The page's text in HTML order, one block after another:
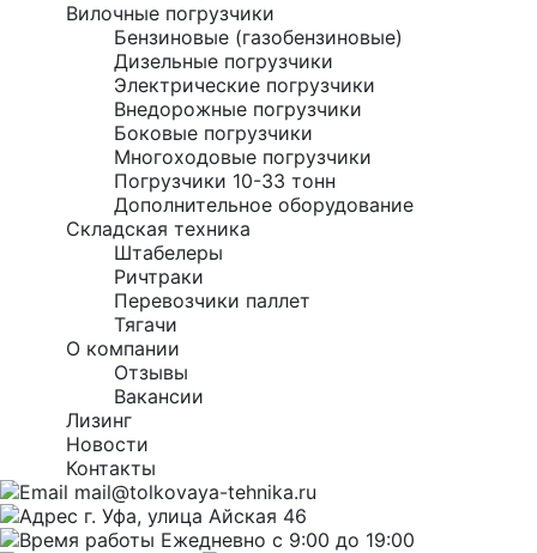
Вилочные погрузчики
Бензиновые (газобензиновые)
Дизельные погрузчики
Электрические погрузчики
Внедорожные погрузчики
Боковые погрузчики
Многоходовые погрузчики
Погрузчики 10-33 тонн
Дополнительное оборудование
Складская техника
Штабелеры
Ричтраки
Перевозчики паллет
Тягачи
О компании
Отзывы
Вакансии
Лизинг
Новости
Контакты
mail@tolkovaya-tehnika.ru
г. Уфа, улица Айская 46
Ежедневно с 9:00 до 19:00